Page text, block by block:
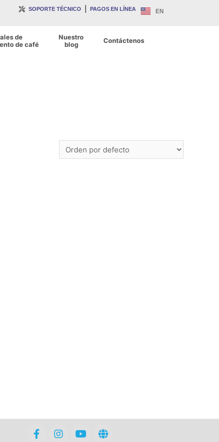
SOPORTE TÉCNICO PAGOS EN LÍNEA EN
de
de café
Nuestro
blog
Contáctenos